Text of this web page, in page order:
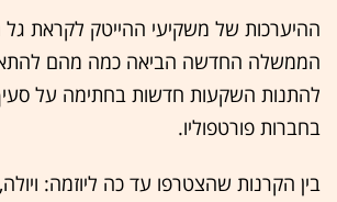
ההיערכות של משקיעי ההייטק לקראת
הממשלה החדשה הביאה כמה מהם
להתנות השקעות חדשות בחתימה על
בחברות פורטפוליו.
בין הקרנות שהצטרפו עד כה ליוזמה: